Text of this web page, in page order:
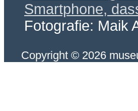
Fotografie: Maik
Copyright © 2026